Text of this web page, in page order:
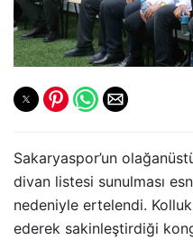
Sakaryaspor’un
divan listesi sunulması
nedeniyle ertelendi.
ederek sakinleştirdiği